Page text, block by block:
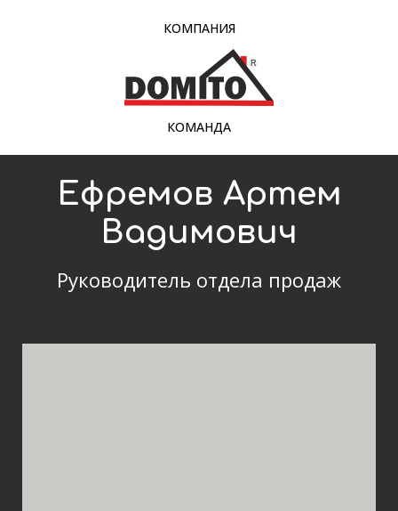
КОМПАНИЯ
КОМАНДА
Ефремов Артем
Вадимович
Руководитель отдела продаж